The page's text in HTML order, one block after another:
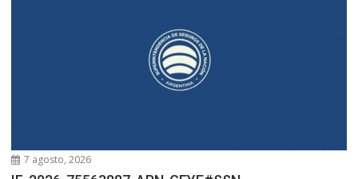
7 agosto, 2026